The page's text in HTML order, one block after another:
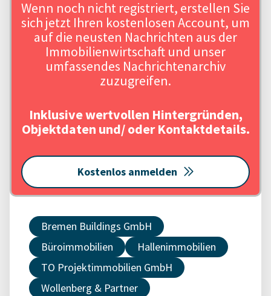
Wenn noch nicht registriert, erstellen Sie
sich jetzt Ihren kostenlosen Account, um
auf die neusten Nachrichten aus der
Immobilienwirtschaft und unser
umfassendes Nachrichtenarchiv
zuzugreifen.
Inklusive wertvollen Hintergründen,
Objektdaten und/ oder Kontaktdetails.
Kostenlos anmelden
Bremen Buildings GmbH
Büroimmobilien
Hallenimmobilien
TO Projektimmobilien GmbH
Wollenberg & Partner